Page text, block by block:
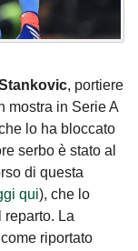
, portiere
mostra in Serie A
lo ha bloccato
serbo è stato al
di questa
qui), che lo
La
riportato